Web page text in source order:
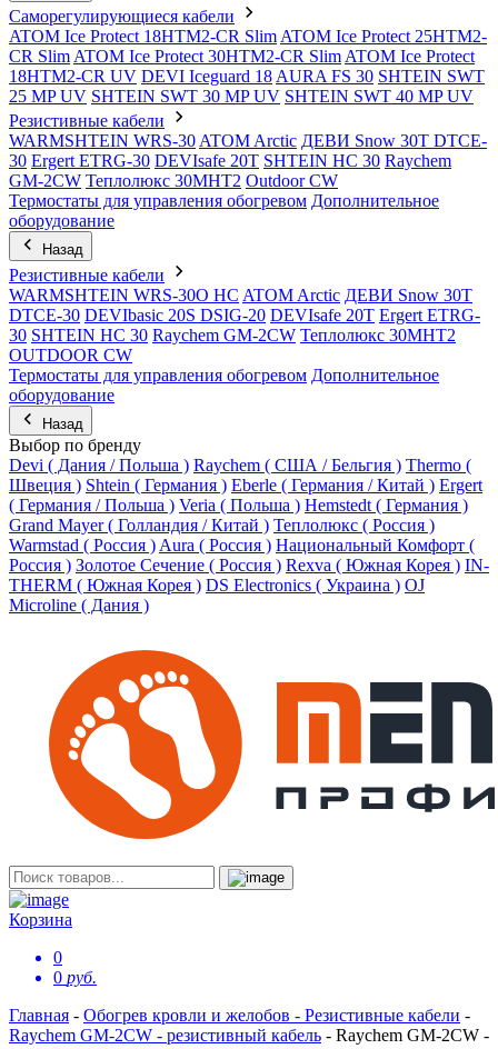
Саморегулирующиеся кабели
ATOM Ice Protect 18HTM2-CR Slim ATOM Ice Protect 25HTM2-
CR Slim ATOM Ice Protect 30HTM2-CR Slim ATOM Ice Protect
18HTM2-CR UV DEVI Iceguard 18 AURA FS 30 SHTEIN SWT
25 MP UV SHTEIN SWT 30 MP UV SHTEIN SWT 40 MP UV
Резистивные кабели
WARMSHTEIN WRS-30 ATOM Arctic ДЕВИ Snow 30T DTCE-
30 Ergert ETRG-30 DEVIsafe 20T SHTEIN HC 30 Raychem
GM-2CW Теплолюкс 30МНТ2 Outdoor CW
Термостаты для управления обогревом Дополнительное
оборудование
Назад
Резистивные кабели
WARMSHTEIN WRS-30O HC ATOM Arctic ДЕВИ Snow 30T
DTCE-30 DEVIbasic 20S DSIG-20 DEVIsafe 20T Ergert ETRG-
30 SHTEIN HC 30 Raychem GM-2CW Теплолюкс 30МНТ2
OUTDOOR CW
Термостаты для управления обогревом Дополнительное
оборудование
Назад
Выбор по бренду
Devi ( Дания / Польша ) Raychem ( США / Бельгия ) Thermo (
Швеция ) Shtein ( Германия ) Eberle ( Германия / Китай ) Ergert
( Германия / Польша ) Veria ( Польша ) Hemstedt ( Германия )
Grand Mayer ( Голландия / Китай ) Теплолюкс ( Россия )
Warmstad ( Россия ) Aura ( Россия ) Национальный Комфорт (
Россия ) Золотое Сечение ( Россия ) Rexva ( Южная Корея ) IN-
THERM ( Южная Корея ) DS Electronics ( Украина ) OJ
Microline ( Дания )
Корзина
0
0 руб.
Главная - Обогрев кровли и желобов - Резистивные кабели -
Raychem GM-2CW - резистивный кабель - Raychem GM-2CW -